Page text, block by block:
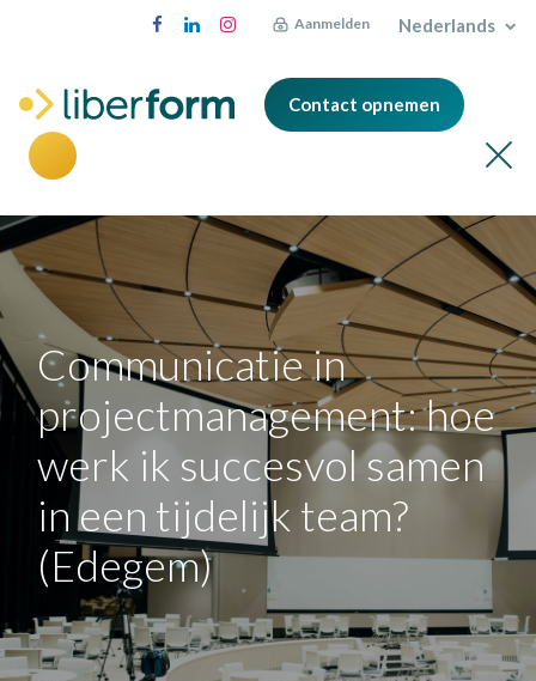
Aanmelden Nederlands
Contact opnemen
Communicatie in
projectmanagement: hoe
werk ik succesvol samen
in een tijdelijk team?
(Edegem)